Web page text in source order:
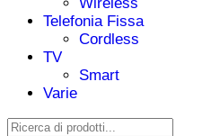
Telefonia Fissa
Cordless
TV
Smart
Varie